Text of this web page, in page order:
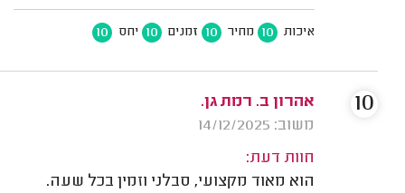
איכות 10 מחיר 10 זמנים 10 יחס 10
אהרון ב. רמת גן.
משוב: 14/12/2025
חוות דעת:
הוא מאוד מקצועי, סבלני וזמין בכל שעה.
10